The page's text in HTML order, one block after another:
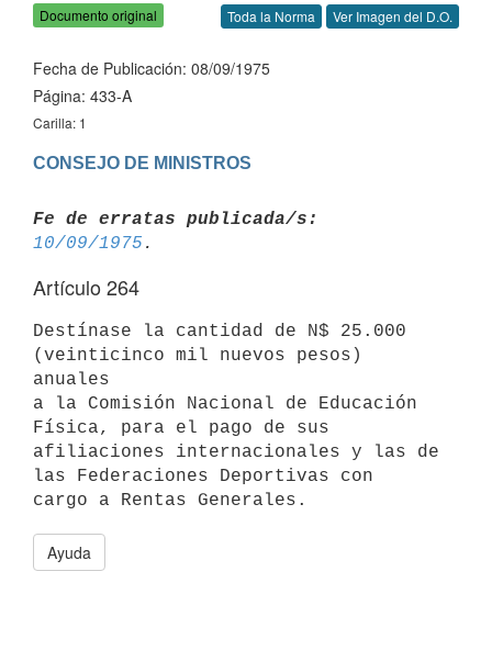
Documento original Toda la Norma Ver Imagen del D.O.
Fecha de Publicación: 08/09/1975
Página: 433-A
Carilla: 1
CONSEJO DE MINISTROS
Fe de erratas publicada/s:
10/09/1975
Artículo 264
Destínase la cantidad de N$ 25.000
(veinticinco mil nuevos pesos)
anuales
a la Comisión Nacional de Educación
Física, para el pago de sus
afiliaciones internacionales y las de
las Federaciones Deportivas con
Ayuda